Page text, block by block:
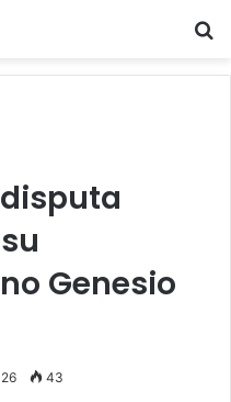
disputa
Genesio
43